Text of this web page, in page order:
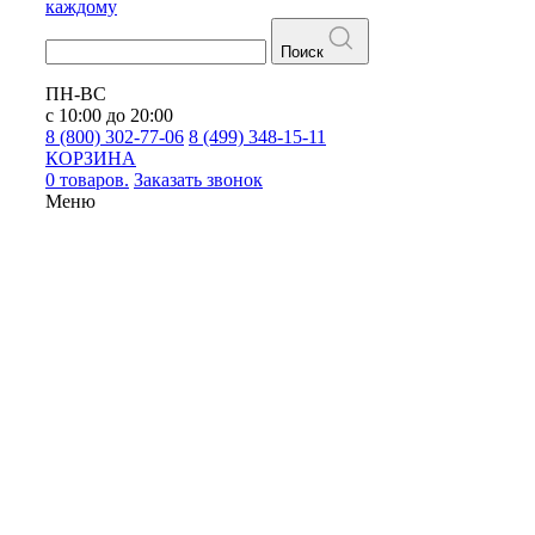
каждому
Поиск
ПН-ВС
с 10:00 до 20:00
8 (800) 302-77-06 8 (499) 348-15-11
КОРЗИНА
0 товаров. Заказать звонок
Меню